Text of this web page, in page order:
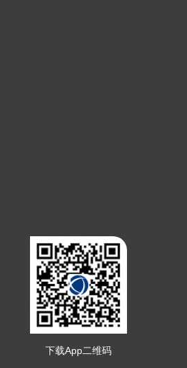
下载App二维码